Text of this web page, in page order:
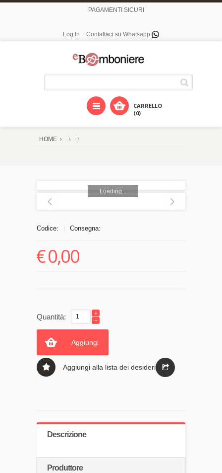
PAGAMENTI SICURI
Log In Contattaci su Whatsapp
CARRELLO
(0)
HOME
Loading...
Codice: Consegna:
€0,00
Quantità:
Aggiungi
Aggiungi alla lista dei desideri
Descrizione
Produttore